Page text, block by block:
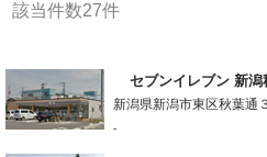
該当件数27件
セブンイレブン 新潟
新潟県新潟市東区秋葉通
-